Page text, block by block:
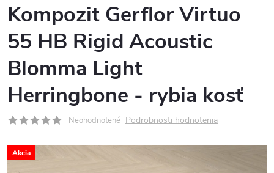
Kompozit Gerflor Virtuo
55 HB Rigid Acoustic
Blomma Light
Herringbone - rybia kosť
Neohodnotené Podrobnosti hodnotenia
Akcia